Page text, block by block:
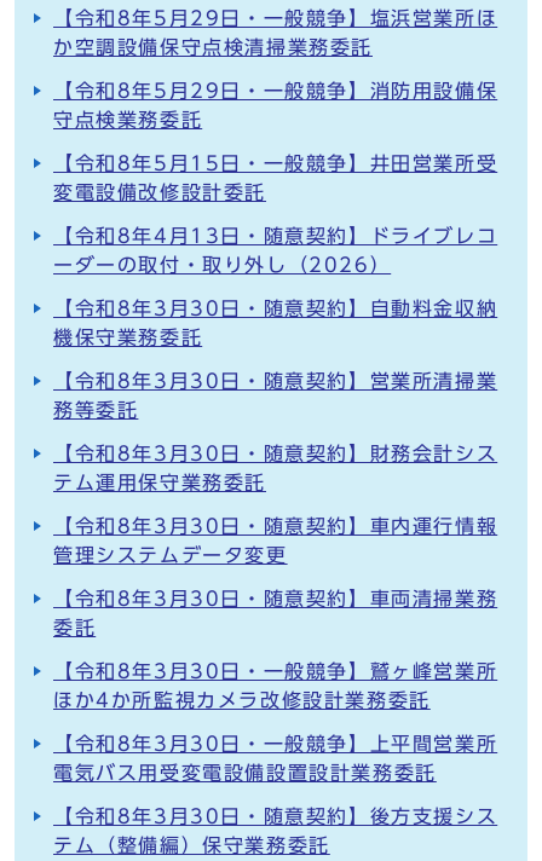
【令和8年5月29日・一般競争】塩浜営業所ほ
か空調設備保守点検清掃業務委託
【令和8年5月29日・一般競争】消防用設備保
守点検業務委託
【令和8年5月15日・一般競争】井田営業所受
変電設備改修設計委託
【令和8年4月13日・随意契約】ドライブレコ
ーダーの取付・取り外し（2026）
【令和8年3月30日・随意契約】自動料金収納
機保守業務委託
【令和8年3月30日・随意契約】営業所清掃業
務等委託
【令和8年3月30日・随意契約】財務会計シス
テム運用保守業務委託
【令和8年3月30日・随意契約】車内運行情報
管理システムデータ変更
【令和8年3月30日・随意契約】車両清掃業務
委託
【令和8年3月30日・一般競争】鷲ヶ峰営業所
ほか4か所監視カメラ改修設計業務委託
【令和8年3月30日・一般競争】上平間営業所
電気バス用受変電設備設置設計業務委託
【令和8年3月30日・随意契約】後方支援シス
テム（整備編）保守業務委託